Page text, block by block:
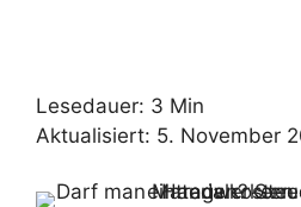
Lesedauer: 3 Min
Aktualisiert: 5. November